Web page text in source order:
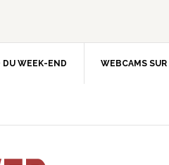
DU WEEK-END WEBCAMS SUR